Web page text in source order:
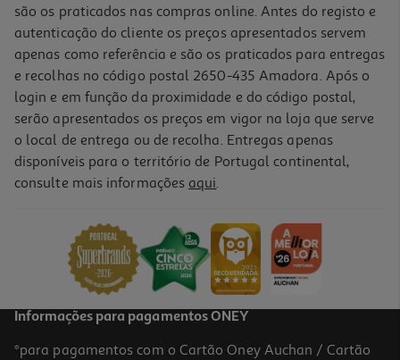
são os praticados nas compras online. Antes do registo e
autenticação do cliente os preços apresentados servem
apenas como referência e são os praticados para entregas
e recolhas no código postal 2650-435 Amadora. Após o
login e em função da proximidade e do código postal,
serão apresentados os preços em vigor na loja que serve
o local de entrega ou de recolha. Entregas apenas
disponíveis para o território de Portugal continental,
consulte mais informações aqui.
Informações para pagamentos ONEY
*para pagamentos com o Cartão Oney Auchan / Cartão